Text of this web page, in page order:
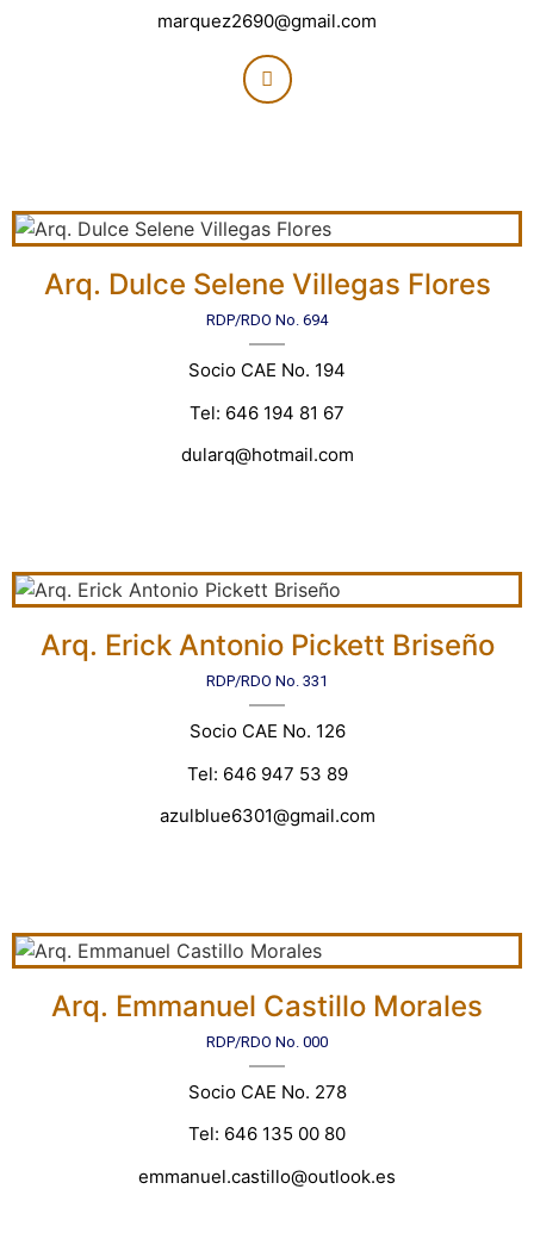
marquez2690@gmail.com
Arq. Dulce Selene Villegas Flores
RDP/RDO No. 694
Socio CAE No. 194
Tel: 646 194 81 67
dularq@hotmail.com
Arq. Erick Antonio Pickett Briseño
RDP/RDO No. 331
Socio CAE No. 126
Tel: 646 947 53 89
azulblue6301@gmail.com
Arq. Emmanuel Castillo Morales
RDP/RDO No. 000
Socio CAE No. 278
Tel: 646 135 00 80
emmanuel.castillo@outlook.es